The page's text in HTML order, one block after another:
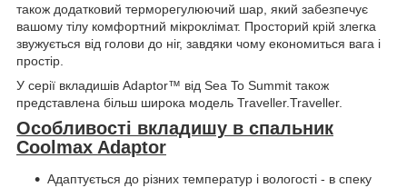
також додатковий терморегулюючий шар, який забезпечує
вашому тілу комфортний мікроклімат. Просторий крій злегка
звужується від голови до ніг, завдяки чому економиться вага і
простір.
У серії вкладишів Adaptor™ від Sea To Summit також
представлена більш широка модель Traveller.Traveller.
Особливості вкладишу в спальник
Coolmax Adaptor
Адаптується до різних температур і вологості - в спеку